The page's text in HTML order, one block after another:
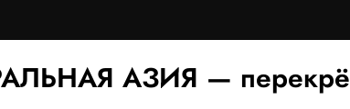
АЗИЯ —